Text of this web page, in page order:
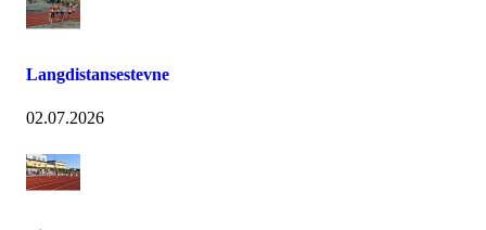
Langdistansestevne
02.07.2026